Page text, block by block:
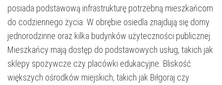
posiada podstawową infrastrukturę potrzebną mieszkańcom
do codziennego życia. W obrębie osiedla znajdują się domy
jednorodzinne oraz kilka budynków użyteczności publicznej.
Mieszkańcy mają dostęp do podstawowych usług, takich jak
sklepy spożywcze czy placówki edukacyjne. Bliskość
większych ośrodków miejskich, takich jak Biłgoraj czy